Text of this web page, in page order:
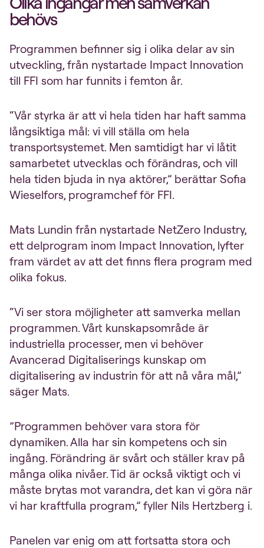
behövs
Programmen befinner sig i olika delar av sin
utveckling, från nystartade Impact Innovation
till FFI som har funnits i femton år.
“Vår styrka är att vi hela tiden har haft samma
långsiktiga mål: vi vill ställa om hela
transportsystemet. Men samtidigt har vi låtit
samarbetet utvecklas och förändras, och vill
hela tiden bjuda in nya aktörer,” berättar Sofia
Wieselfors, programchef för FFI.
Mats Lundin från nystartade NetZero Industry,
ett delprogram inom Impact Innovation, lyfter
fram värdet av att det finns flera program med
olika fokus.
“Vi ser stora möjligheter att samverka mellan
programmen. Vårt kunskapsområde är
industriella processer, men vi behöver
Avancerad Digitaliserings kunskap om
digitalisering av industrin för att nå våra mål,”
säger Mats.
”Programmen behöver vara stora för
dynamiken. Alla har sin kompetens och sin
ingång. Förändring är svårt och ställer krav på
många olika nivåer. Tid är också viktigt och vi
måste brytas mot varandra, det kan vi göra när
vi har kraftfulla program,” fyller Nils Hertzberg i.
Panelen var enig om att fortsatta stora och